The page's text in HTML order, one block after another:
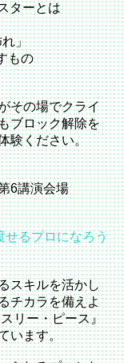
ターとは
」
もの
その場でクライ
ブロック解除を
験ください。
6講演会場
せるプロになろう
スキルを活かし
チカラを備えよ
リー・ピース』
います。